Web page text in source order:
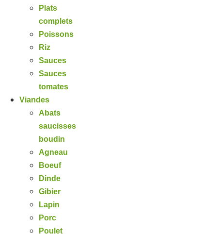
Plats
complets
Poissons
Riz
Sauces
Sauces
tomates
Viandes
Abats
saucisses
boudin
Agneau
Boeuf
Dinde
Gibier
Lapin
Porc
Poulet